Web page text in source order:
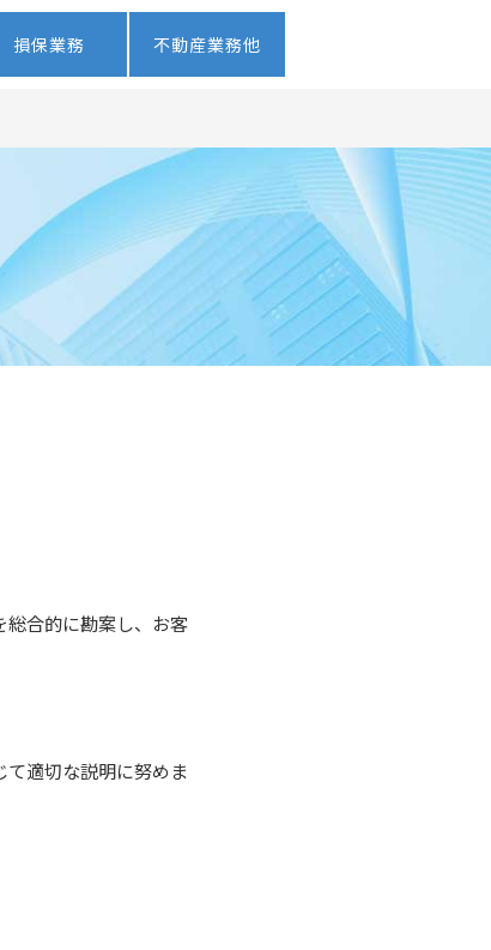
損保業務 不動産業務他
総合的に勘案し、お客
適切な説明に努めま